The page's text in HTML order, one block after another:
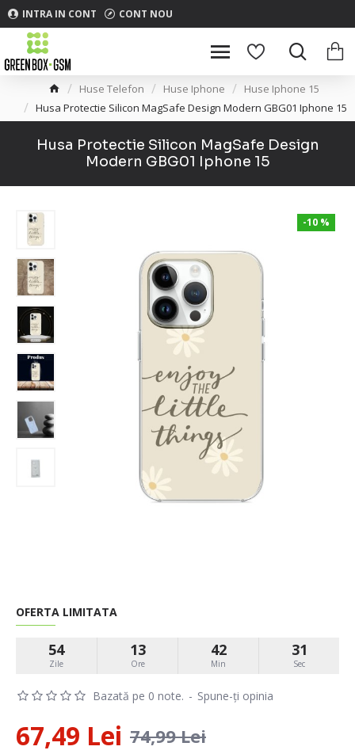
INTRA IN CONT CONT NOU
Huse Telefon Huse Iphone
Huse Iphone 15
Husa Protectie Silicon MagSafe Design Modern GBG01 Iphone 15
Husa Protectie Silicon MagSafe Design
Modern GBG01 Iphone 15
-10 %
Bazată pe 0 note. - Spune-ţi opinia
OFERTA LIMITATA
54
Zile
13
Ore
42
Min
31
Sec
67,49 Lei 74,99 Lei